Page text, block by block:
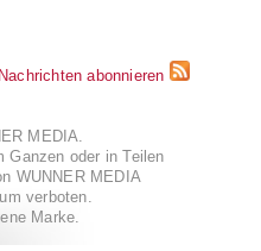
Nachrichten abonnieren
MEDIA.
Ganzen oder in Teilen
WUNNER MEDIA
verboten.
Marke.